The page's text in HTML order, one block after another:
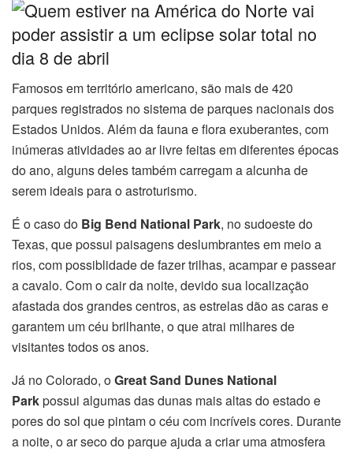
Famosos em território americano, são mais de 420
parques registrados no sistema de parques nacionais dos
Estados Unidos. Além da fauna e flora exuberantes, com
inúmeras atividades ao ar livre feitas em diferentes épocas
do ano, alguns deles também carregam a alcunha de
serem ideais para o astroturismo.
É o caso do Big Bend National Park, no sudoeste do
Texas, que possui paisagens deslumbrantes em meio a
rios, com possiblidade de fazer trilhas, acampar e passear
a cavalo. Com o cair da noite, devido sua localização
afastada dos grandes centros, as estrelas dão as caras e
garantem um céu brilhante, o que atrai milhares de
visitantes todos os anos.
Já no Colorado, oGreat Sand Dunes National
Parkpossui algumas das dunas mais altas do estado e
pores do sol que pintam o céu com incríveis cores. Durante
a noite, o ar seco do parque ajuda a criar uma atmosfera